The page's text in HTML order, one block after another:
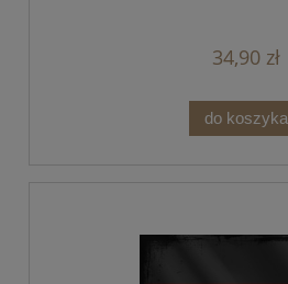
34,90 zł
do koszyka